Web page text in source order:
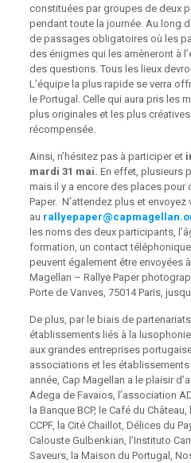
constituées par groupes de deux
pendant toute la journée. Au long
de passages obligatoires où les
des énigmes qui les amèneront à
des questions. Tous les lieux
L’équipe la plus rapide se verra
le Portugal. Celle qui aura pris les
plus originales et les plus
récompensée.
Ainsi, n’hésitez pas à participer et
mardi 31 mai. En effet, plusieurs
mais il y a encore des places pour
Paper. N’attendez plus et
au
les noms des deux participants,
formation, un contact
peuvent également être envoyées
Magellan – Rallye Paper
Porte de Vanves, 75014 Paris,
De plus, par le biais de
établissements liés à la
aux grandes entreprises
associations et les
année, Cap Magellan a le plaisir
Adega de Favaios, l’association
la Banque BCP, le Café du
CCPF, la Cité Chaillot, Délices du
Calouste Gulbenkian, l’Instituto
Saveurs, la Maison du Portugal,